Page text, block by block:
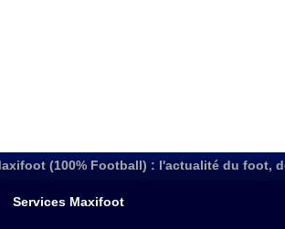
(100% Football) : l'actualité du foot,
Services Maxifoot